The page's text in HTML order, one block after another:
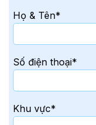
Họ & Tên*
Số điện thoại*
Khu vực*